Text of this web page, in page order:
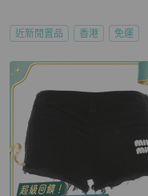
近新閒置品 香港 免運